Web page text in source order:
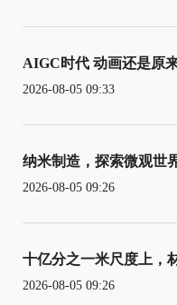
AIGC时代 动画还是原
2026-08-05 09:33
纳米制造，探索微观世
2026-08-05 09:26
十亿分之一米尺度上，
2026-08-05 09:26